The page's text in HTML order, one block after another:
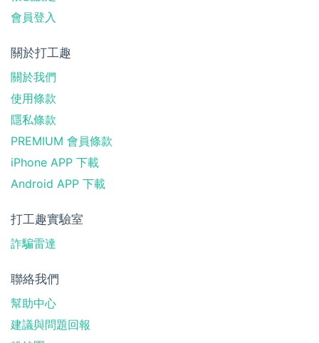
會員登入
關於打工趣
關於我們
使用條款
隱私條款
PREMIUM 會員條款
iPhone APP 下載
Android APP 下載
打工趣實驗室
詐騙雷達
聯絡我們
幫助中心
建議與問題回報